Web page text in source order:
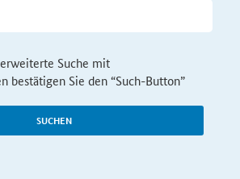
SUCHEN
Suche mit
bestätigen Sie den “Such-Button”